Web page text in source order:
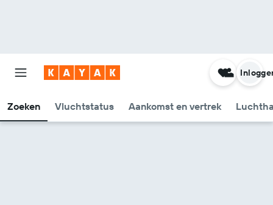
Zoeken Vluchtstatus Aankomst en vertrek